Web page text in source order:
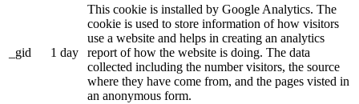
_gid 1 day
This cookie is installed by Google Analytics. The
cookie is used to store information of how visitors
use a website and helps in creating an analytics
report of how the website is doing. The data
collected including the number visitors, the source
where they have come from, and the pages visted in
an anonymous form.